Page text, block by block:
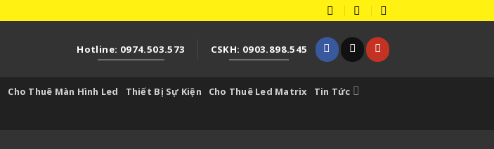
Hotline: 0974.503.573 CSKH: 0903.898.545
Cho Thuê Màn Hình Led Thiết Bị Sự Kiện Cho Thuê Led Matrix Tin Tức